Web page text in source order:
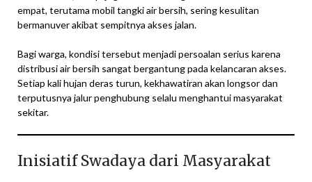
empat, terutama mobil tangki air bersih, sering kesulitan
bermanuver akibat sempitnya akses jalan.
Bagi warga, kondisi tersebut menjadi persoalan serius karena
distribusi air bersih sangat bergantung pada kelancaran akses.
Setiap kali hujan deras turun, kekhawatiran akan longsor dan
terputusnya jalur penghubung selalu menghantui masyarakat
sekitar.
Inisiatif Swadaya dari Masyarakat